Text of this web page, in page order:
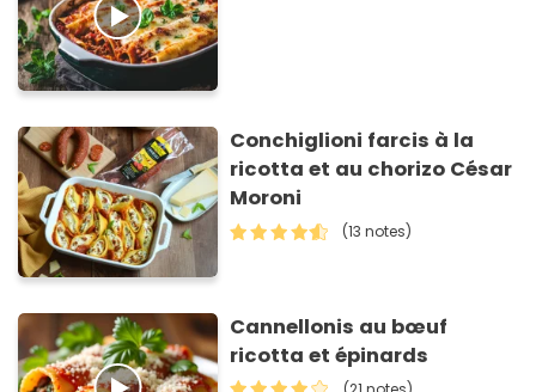
Conchiglioni farcis à la
ricotta et au chorizo César
Moroni
(13 notes)
Cannellonis au bœuf
ricotta et épinards